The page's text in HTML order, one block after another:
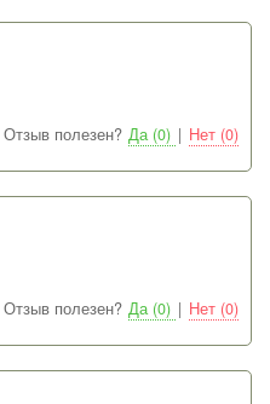
Отзыв полезен? Да (0) | Нет (0)
Отзыв полезен? Да (0) | Нет (0)